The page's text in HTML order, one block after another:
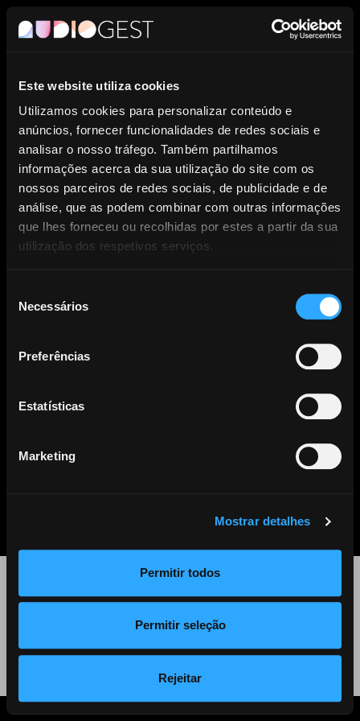
Este website utiliza cookies
Utilizamos cookies para personalizar conteúdo e
anúncios, fornecer funcionalidades de redes sociais e
analisar o nosso tráfego. Também partilhamos
informações acerca da sua utilização do site com os
nossos parceiros de redes sociais, de publicidade e de
análise, que as podem combinar com outras informações
que lhes forneceu ou recolhidas por estes a partir da sua
utilização dos respetivos serviços.
Necessários
Preferências
Estatísticas
Marketing
Mostrar detalhes
Permitir todos
Permitir seleção
Rejeitar
PT
Entidade de Gestão Coletiva de
Direitos dos Produtores
Fonográficos.
NOTÍCIAS
para ver
PARTILHAR
Política de Privacidade